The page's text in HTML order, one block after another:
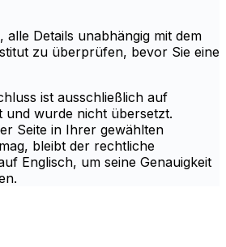
Details unabhängig mit dem
zu überprüfen, bevor Sie eine
ist ausschließlich auf
und wurde nicht übersetzt.
Seite in Ihrer gewählten
bleibt der rechtliche
Englisch, um seine Genauigkeit